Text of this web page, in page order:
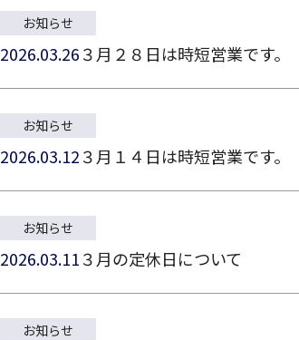
お知らせ
2026.03.26３月２８日は時短営業です。
お知らせ
2026.03.12３月１４日は時短営業です。
お知らせ
2026.03.11３月の定休日について
お知らせ